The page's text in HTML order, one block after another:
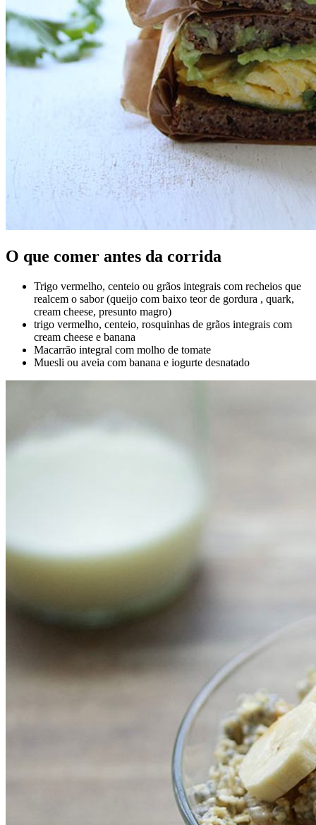
O que comer antes da corrida
Trigo vermelho, centeio ou grãos integrais com recheios que
realcem o sabor (queijo com baixo teor de gordura , quark,
cream cheese, presunto magro)
trigo vermelho, centeio, rosquinhas de grãos integrais com
cream cheese e banana
Macarrão integral com molho de tomate
Muesli ou aveia com banana e iogurte desnatado